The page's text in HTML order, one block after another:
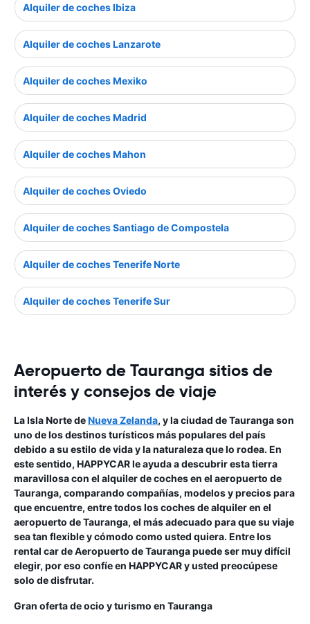
Alquiler de coches Ibiza
Alquiler de coches Lanzarote
Alquiler de coches Mexiko
Alquiler de coches Madrid
Alquiler de coches Mahon
Alquiler de coches Oviedo
Alquiler de coches Santiago de Compostela
Alquiler de coches Tenerife Norte
Alquiler de coches Tenerife Sur
Aeropuerto de Tauranga sitios de
interés y consejos de viaje
La Isla Norte deNueva Zelanda, y la ciudad de Tauranga son
uno de los destinos turísticos más populares del país
debido a su estilo de vida y la naturaleza que lo rodea. En
este sentido, HAPPYCAR le ayuda a descubrir esta tierra
maravillosa con el alquiler de coches en el aeropuerto de
Tauranga, comparando compañías, modelos y precios para
que encuentre, entre todos los coches de alquiler en el
aeropuerto de Tauranga, el más adecuado para que su viaje
sea tan flexible y cómodo como usted quiera. Entre los
rental car de Aeropuerto de Tauranga puede ser muy difícil
elegir, por eso confíe en HAPPYCAR y usted preocúpese
solo de disfrutar.
Gran oferta de ocio y turismo en Tauranga